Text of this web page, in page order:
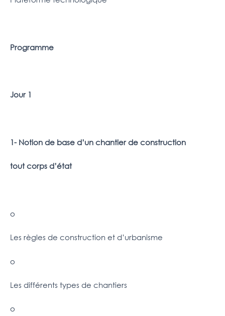
Programme
Jour 1
1- Notion de base d’un chantier de construction
tout corps d’état
o
Les règles de construction et d’urbanisme
o
Les différents types de chantiers
o